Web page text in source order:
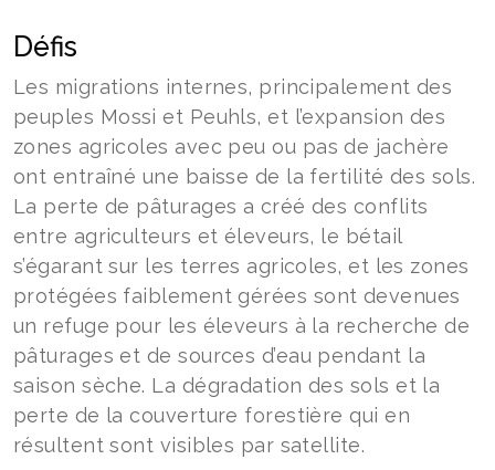
Défis
Les migrations internes, principalement des
peuples Mossi et Peuhls, et l’expansion des
zones agricoles avec peu ou pas de jachère
ont entraîné une baisse de la fertilité des sols.
La perte de pâturages a créé des conflits
entre agriculteurs et éleveurs, le bétail
s’égarant sur les terres agricoles, et les zones
protégées faiblement gérées sont devenues
un refuge pour les éleveurs à la recherche de
pâturages et de sources d’eau pendant la
saison sèche. La dégradation des sols et la
perte de la couverture forestière qui en
résultent sont visibles par satellite.